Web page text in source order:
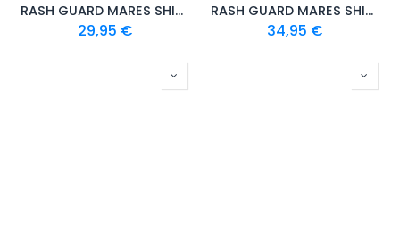
RASH GUARD MARES SHIELD MANCHES COURTES GARÇON ENFANT KIDS
29,95 €
RASH GUARD MARES SHIELD MANCHES COURTES GARÇON ENFANT
34,95 €